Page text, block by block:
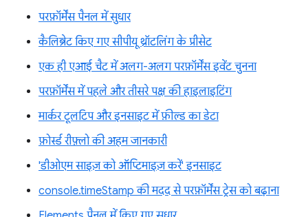
परफ़ॉर्मेंस पैनल में सुधार
कैलिब्रेट किए गए सीपीयू थ्रॉटलिंग के प्रीसेट
एक ही एआई चैट में अलग-अलग परफ़ॉर्मेंस इवेंट चुनना
परफ़ॉर्मेंस में पहले और तीसरे पक्ष की हाइलाइटिंग
मार्कर टूलटिप और इनसाइट में फ़ील्ड का डेटा
फ़ोर्स्ड रीफ़्लो की अहम जानकारी
'डीओएम साइज़ को ऑप्टिमाइज़ करें' इनसाइट
console.timeStamp की मदद से परफ़ॉर्मेंस ट्रेस को बढ़ाना